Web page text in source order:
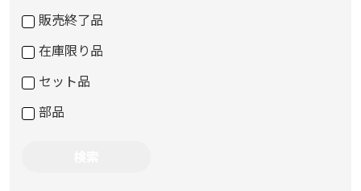
販売終了品
在庫限り品
セット品
部品